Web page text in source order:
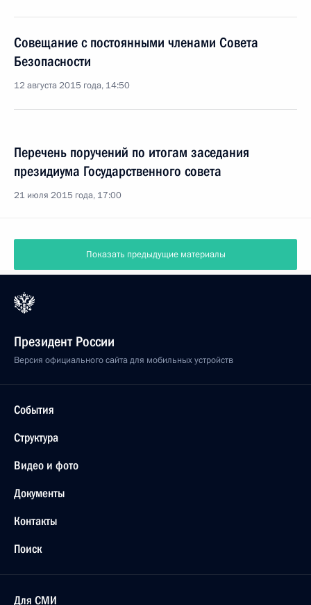
Совещание с постоянными членами Совета
Безопасности
12 августа 2015 года, 14:50
Перечень поручений по итогам заседания
президиума Государственного совета
21 июля 2015 года, 17:00
Показать предыдущие материалы
Президент России
Версия официального сайта для мобильных устройств
События
Структура
Видео и фото
Документы
Контакты
Поиск
Для СМИ